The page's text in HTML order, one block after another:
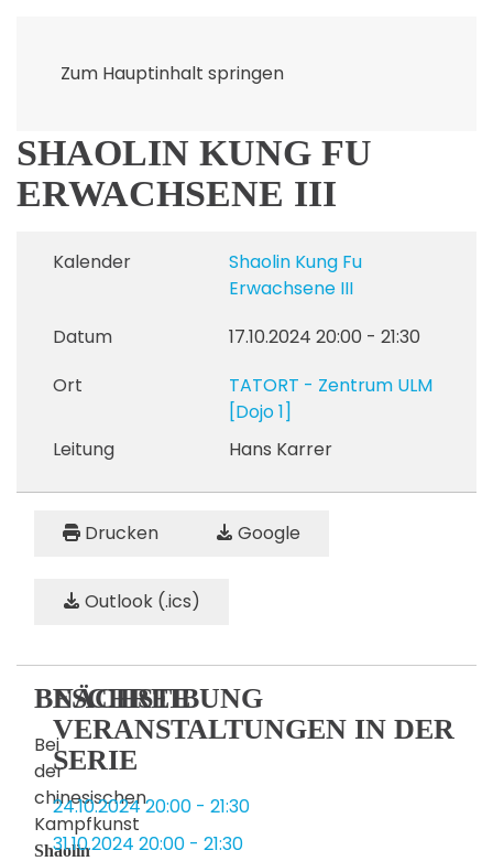
Zum Hauptinhalt springen
SHAOLIN KUNG FU
ERWACHSENE III
Kalender
Shaolin Kung Fu
Erwachsene III
Datum
17.10.2024 20:00 - 21:30
Ort
TATORT - Zentrum ULM
[Dojo 1]
Leitung
Hans Karrer
Drucken Google
Outlook (.ics)
BESCHREIBUNG
Bei
der
chinesischen
Kampfkunst
Shaolin
NÄCHSTE
VERANSTALTUNGEN IN DER
SERIE
24.10.2024 20:00 - 21:30
31.10.2024 20:00 - 21:30